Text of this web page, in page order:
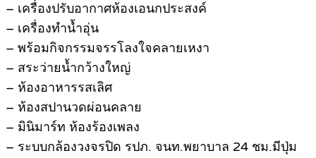
– เครื่องปรับอากาศห้องเอนกประสงค์
– เครื่องทำน้ำอุ่น
– พร้อมกิจกรรมจรรโลงใจคลายเหงา
– สระว่ายน้ำกว้างใหญ่
– ห้องอาหารรสเลิศ
– ห้องสปานวดผ่อนคลาย
– มินิมาร์ท ห้องร้องเพลง
– ระบบกล้องวงจรปิด รปภ. จนท.พยาบาล 24 ชม.มีปุ่ม